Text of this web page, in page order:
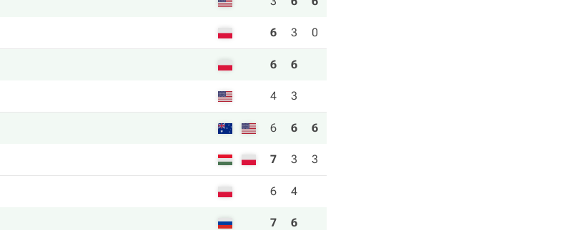
6 3 0
6 6
4 3
6 6 6
7 3 3
6 4
7 6